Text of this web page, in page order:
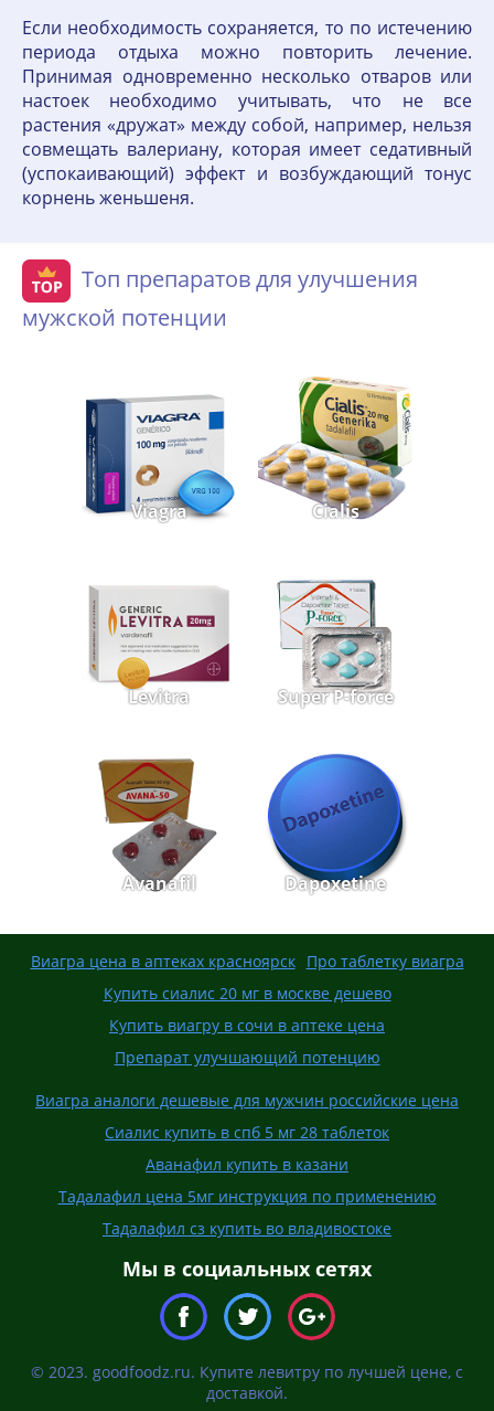
Если необходимость сохраняется, то по истечению
периода отдыха можно повторить лечение.
Принимая одновременно несколько отваров или
настоек необходимо учитывать, что не все
растения «дружат» между собой, например, нельзя
совмещать валериану, которая имеет седативный
(успокаивающий) эффект и возбуждающий тонус
корнень женьшеня.
Топ препаратов для улучшения
мужской потенции
Viagra Cialis
Levitra Super P-force
Avanafil Dapoxetine
Виагра цена в аптеках красноярск
Про таблетку виагра
Купить сиалис 20 мг в москве дешево
Купить виагру в сочи в аптеке цена
Препарат улучшающий потенцию
Виагра аналоги дешевые для мужчин российские цена
Сиалис купить в спб 5 мг 28 таблеток
Аванафил купить в казани
Тадалафил цена 5мг инструкция по применению
Тадалафил сз купить во владивостоке
Мы в социальных сетях
© 2023. goodfoodz.ru. Купите левитру по лучшей цене, с
доставкой.